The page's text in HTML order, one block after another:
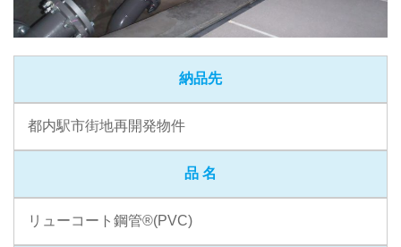
納品先
都内駅市街地再開発物件
品 名
リューコート鋼管®(PVC)